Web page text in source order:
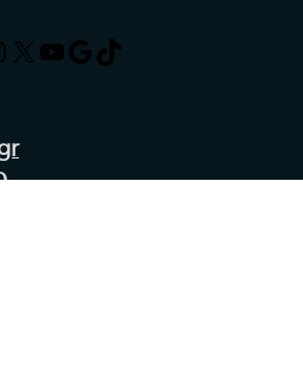
X YouTube
Google
TikTok